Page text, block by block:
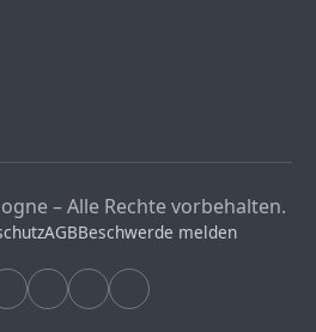
– Alle Rechte vorbehalten.
AGBBeschwerde melden